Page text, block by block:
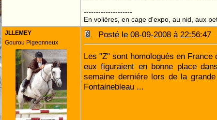
--------------------
En volières, en cage d'expo, au nid, aux
JLLEMEY
Gourou Pigeonneux
Posté le 08-09-2008 à
Les "Z" sont homologués en
eux figuraient en bonne place
semaine derniére lors de la
Fontainebleau ...